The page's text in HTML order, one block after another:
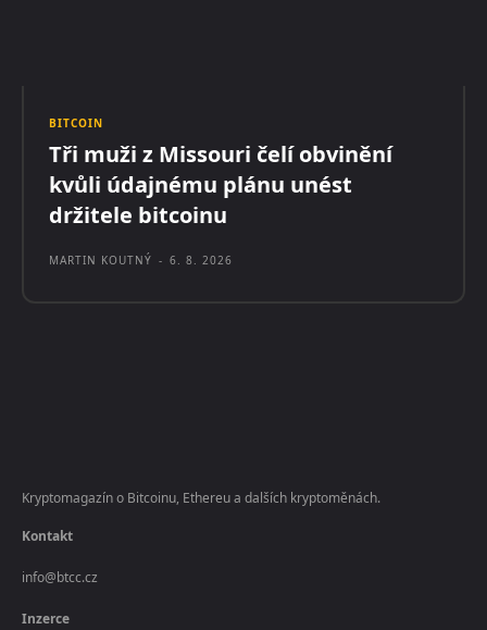
BITCOIN
Tři muži z Missouri čelí obvinění
kvůli údajnému plánu unést
držitele bitcoinu
MARTIN KOUTNÝ - 6. 8. 2026
Kryptomagazín o Bitcoinu, Ethereu a dalších kryptoměnách.
Kontakt
info@btcc.cz
Inzerce